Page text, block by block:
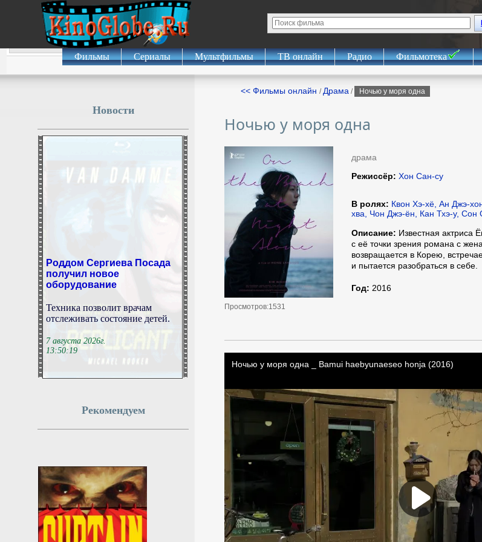
Фильмы Сериалы Мультфильмы ТВ онлайн Радио Фильмотека
<< Фильмы онлайн / Драма / Ночью у моря одна
Ночью у моря одна
Просмотров:1531
драма
Режиссёр: Хон Сан-су
В ролях: Квон Хэ-хё, Ан Джэ-
хва, Чон Джэ-ён, Кан Тхэ-у,
Описание: Известная актриса
с её точки зрения романа с
возвращается в Корею,
и пытается разобраться в себе.
Год: 2016
Новости
Роддом Сергиева Посада
получил новое
оборудование
отслеживать состояние детей.
13:50:19
В России представили
7 августа 2026г.
13:48:21
Эксперт: зачем Сикорский
призвал сбивать ракеты
Рекомендуем